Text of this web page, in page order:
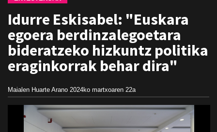
Idurre Eskisabel: "Euskara
egoera berdinzalegoetara
bideratzeko hizkuntz politika
eraginkorrak behar dira"
Maialen Huarte Arano 2024ko martxoaren 22a